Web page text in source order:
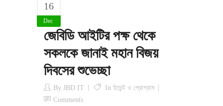
16
Dec
জেবিডি আইটির পক্ষ থেকে
সকলকে জানাই মহান বিজয়
দিবসের শুভেচ্ছা
By JBD IT In ইভেন্ট ও প্রোগ্রাম
Comments